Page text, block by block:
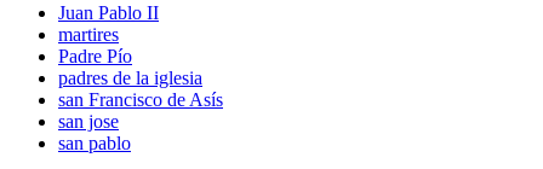
Juan Pablo II
martires
Padre Pío
padres de la iglesia
san Francisco de Asís
san jose
san pablo